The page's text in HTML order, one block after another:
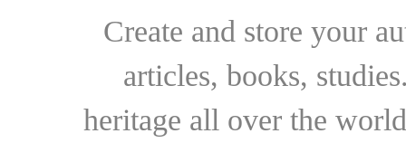
Create and store your
articles, books,
heritage all over the